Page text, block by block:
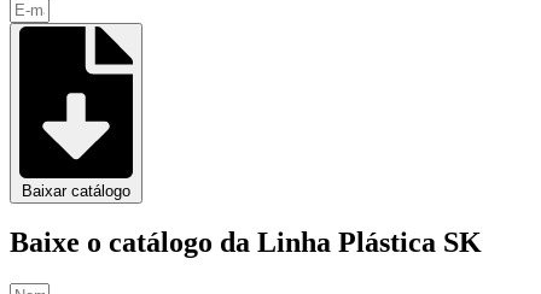
Baixar catálogo
Baixe o catálogo da Linha Plástica SK